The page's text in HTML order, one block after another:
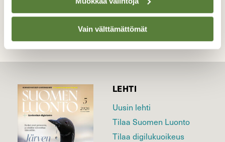
Vain välttämättömät
LEHTI
Uusin lehti
Tilaa Suomen Luonto
Tilaa digilukuoikeus